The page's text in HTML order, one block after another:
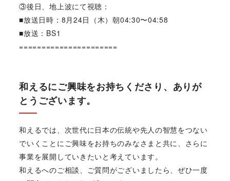
③後日、地上波にて視聴：
■放送日時：8月24日（木）朝04:30〜04:58
■放送：BS1
======================
和えるにご興味をお持ちくださり、ありが
とうございます。
和えるでは、次世代に日本の伝統や先人の智慧をつない
でいくことにご興味をお持ちのみなさまと共に、さらに
事業を展開していきたいと考えています。
和えるへのご相談、ご質問がございましたら、ぜひ一度